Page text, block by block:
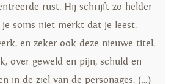
rust. Hij schrijft zo helder
soms niet merkt dat je leest.
en zeker ook deze nieuwe titel,
over geweld en pijn, schuld en
in de ziel van de personages. (…)